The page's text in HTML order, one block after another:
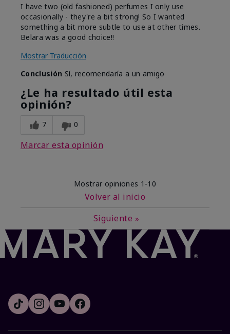
I have two (old fashioned) perfumes I only use
occasionally - they're a bit strong! So I wanted
something a bit more subtle to use at other times.
Belara was a good choice!!
Mostrar Traducción
Conclusión Sí, recomendaría a un amigo
¿Le ha resultado útil esta
opinión?
7 0
Marcar esta opinión
Mostrar opiniones 1-10
Volver al inicio
Siguiente »